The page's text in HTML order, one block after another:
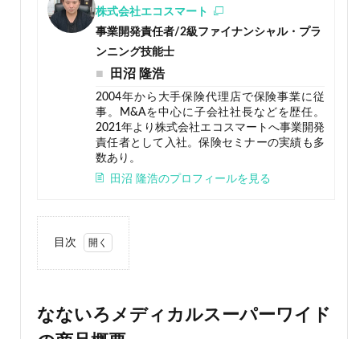
株式会社エコスマート
事業開発責任者/2級ファイナンシャル・プラ
ンニング技能士
田沼 隆浩
2004年から大手保険代理店で保険事業に従
事。M&Aを中心に子会社社長などを歴任。
2021年より株式会社エコスマートへ事業開発
責任者として入社。保険セミナーの実績も多
数あり。
田沼 隆浩のプロフィールを見る
目次
メデ
ィカ
なないろメディカルスーパーワイド